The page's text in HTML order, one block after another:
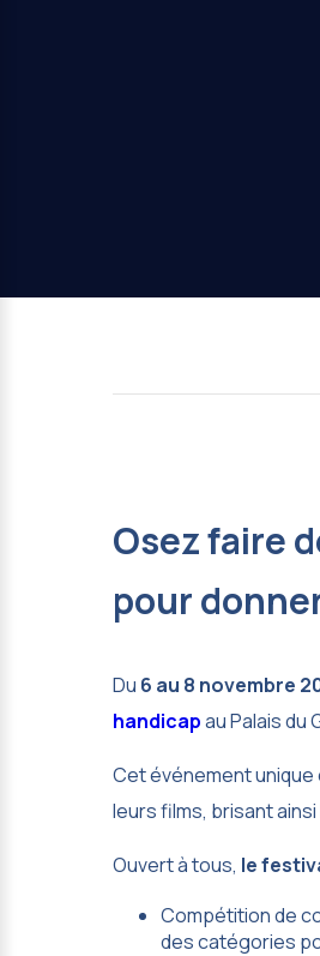
Osez faire
pour
Du 6 au 8 novembre
handicapau Palais du
Cet événement
leurs films, brisant
Ouvert à tous, le
Compétition de
des catégories